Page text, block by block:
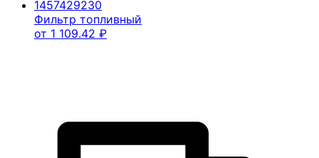
1457429230
Фильтр топливный
от 1 109.42 ₽